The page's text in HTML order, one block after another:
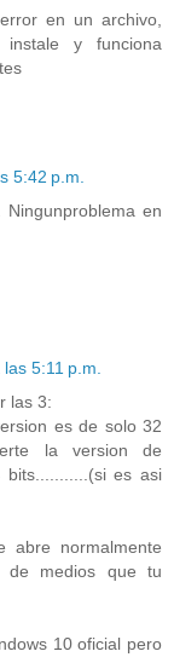
en un archivo,
y funciona
5:42 p.m.
en
5:11 p.m.
las 3:
es de solo 32
la version de
es asi
normalmente
de medios que tu
10 oficial pero